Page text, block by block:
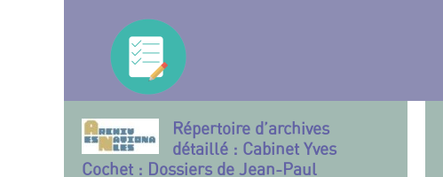
Répertoire d’archives
détaillé : Cabinet Yves
Cochet : Dossiers de Jean-Paul